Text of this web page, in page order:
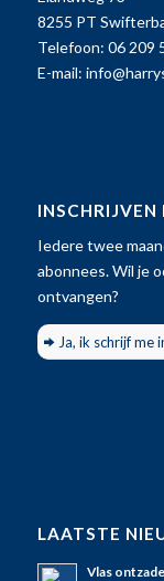
8255 PT
Telefoon: 06 209
E-mail:
INSCHRIJVEN
Iedere twee
abonnees. Wil je
ontvangen?
Ja, ik schrijf me
LAATSTE
Vlas